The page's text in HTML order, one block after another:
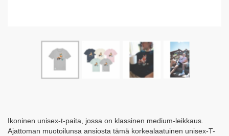
Ikoninen unisex-t-paita, jossa on klassinen medium-leikkaus.
Ajattoman muotoilunsa ansiosta tämä korkealaatuinen unisex-T-